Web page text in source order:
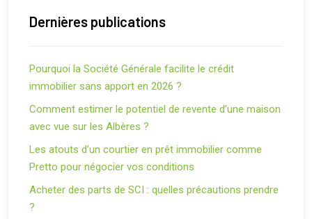
Dernières publications
Pourquoi la Société Générale facilite le crédit
immobilier sans apport en 2026 ?
Comment estimer le potentiel de revente d’une maison
avec vue sur les Albères ?
Les atouts d’un courtier en prêt immobilier comme
Pretto pour négocier vos conditions
Acheter des parts de SCI : quelles précautions prendre
?